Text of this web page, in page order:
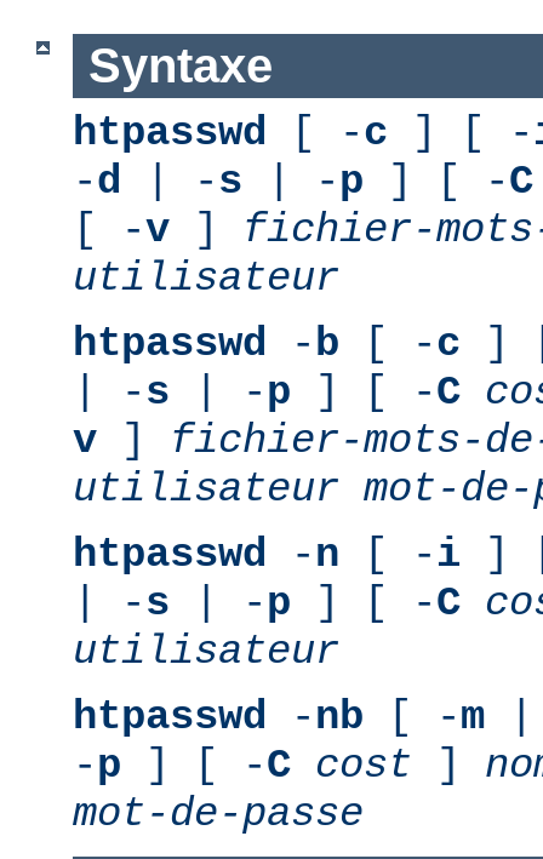
Syntaxe
htpasswd [ -c ] [ -
-d | -s | -p ] [ -C
[ -v ] fichier-
utilisateur
htpasswd -b [ -c ]
| -s | -p ] [ -C
v ] fichier-mots-
utilisateur mot-de-
htpasswd -n [ -i ]
| -s | -p ] [ -C
utilisateur
htpasswd -nb [ -m
-p ] [ -C cost ]
mot-de-passe